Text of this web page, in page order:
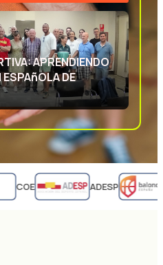
APRENDIENDO
DE
COE ADESP